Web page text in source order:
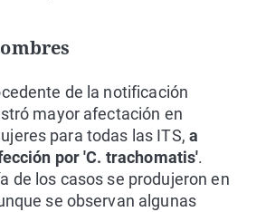
de la notificación
mayor afectación en
para todas las ITS,a
por 'C. trachomatis'.
de los casos se produjeron en
se observan algunas